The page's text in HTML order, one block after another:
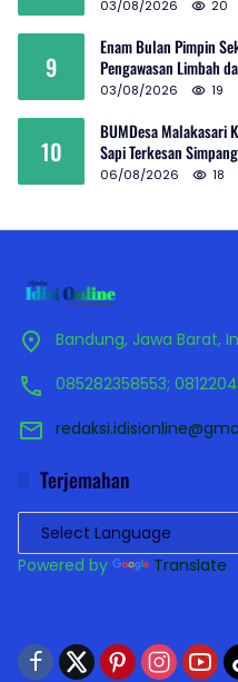
03/08/2026 20
9
Enam Bulan Pimpin
Pengawasan Limbah
03/08/2026 19
10
BUMDesa Malakasari
Sapi Terkesan
06/08/2026 18
Bandung, Jawa Barat,
085282358553;
Terjemahan
Powered by Translate